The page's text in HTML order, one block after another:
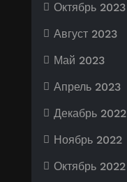
Октябрь 2023
Август 2023
Май 2023
Апрель 2023
Декабрь 2022
Ноябрь 2022
Октябрь 2022